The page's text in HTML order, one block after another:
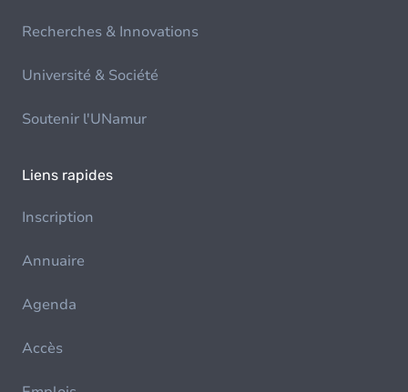
Recherches & Innovations
Université & Société
Soutenir l'UNamur
Liens rapides
Inscription
Annuaire
Agenda
Accès